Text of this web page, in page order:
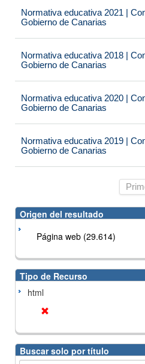
Normativa educativa 2021 |
Gobierno de Canarias
Normativa educativa 2018 |
Gobierno de Canarias
Normativa educativa 2020 |
Gobierno de Canarias
Normativa educativa 2019 |
Gobierno de Canarias
Origen del resultado
Página web (29.614)
Tipo de Recurso
html
Buscar solo por título